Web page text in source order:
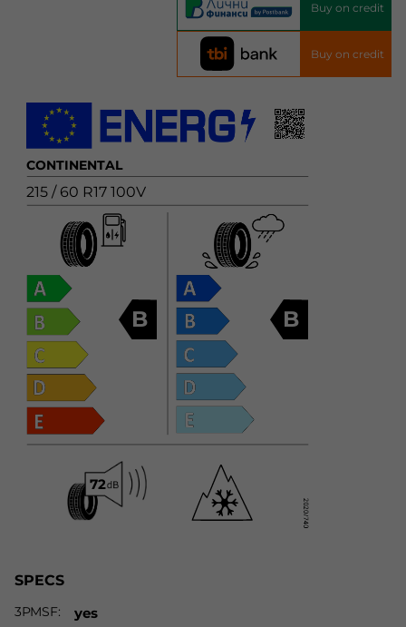
Buy on credit
Buy on credit
CONTINENTAL
215 / 60 R17 100V
B B
SPECS
3PMSF yes